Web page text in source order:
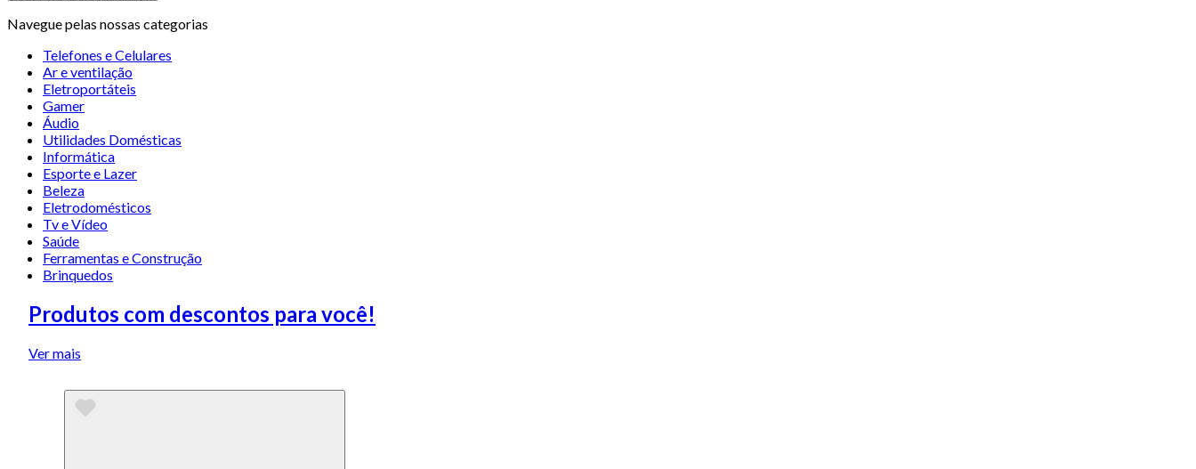
Navegue pelas nossas categorias
Telefones e Celulares
Ar e ventilação
Eletroportáteis
Gamer
Áudio
Utilidades Domésticas
Informática
Esporte e Lazer
Beleza
Eletrodomésticos
Tv e Vídeo
Saúde
Ferramentas e Construção
Brinquedos
Produtos com descontos para você!
Ver mais